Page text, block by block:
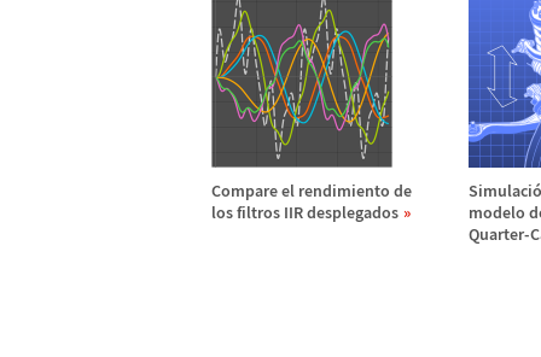
Compare el rendimiento de
los filtros IIR desplegados
Simulació
modelo
Quarter-